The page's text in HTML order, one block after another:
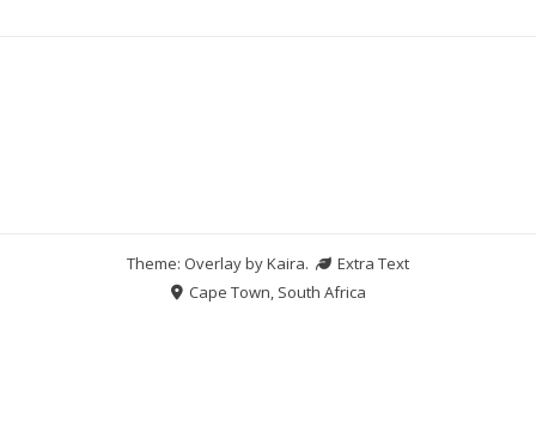
Theme: Overlay byKaira.
Extra Text
Cape Town, South Africa